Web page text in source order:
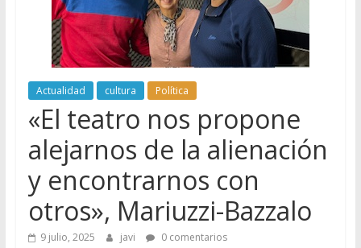
Actualidad cultura Política
«El teatro nos propone
alejarnos de la alienación
y encontrarnos con
otros», Mariuzzi-Bazzalo
9 julio, 2025 javi 0 comentarios